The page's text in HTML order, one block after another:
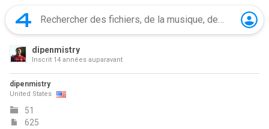
dipenmistry
Inscrit 14 années auparavant
dipenmistry
United States
51
625